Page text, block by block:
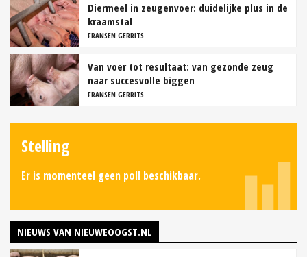
Diermeel in zeugenvoer: duidelijke plus in de
kraamstal
FRANSEN GERRITS
Van voer tot resultaat: van gezonde zeug
naar succesvolle biggen
FRANSEN GERRITS
Stelling
Er is momenteel geen poll beschikbaar.
NIEUWS VAN NIEUWEOOGST.NL